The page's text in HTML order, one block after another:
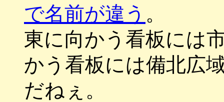
で名前が違う 。
東に向かう看板には
かう看板には備北広
だねぇ。